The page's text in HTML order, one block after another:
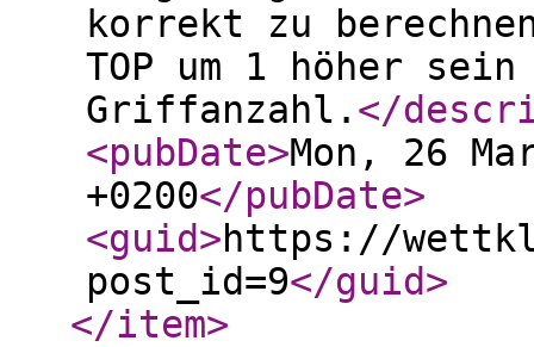
korrekt zu
TOP um 1 höher
Griffanzahl. </
<pubDate>Mon, 26
+0200</pubDate>
<guid>https://
post_id=9</guid>
</item>